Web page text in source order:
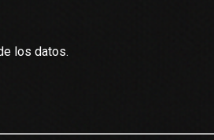
los datos.